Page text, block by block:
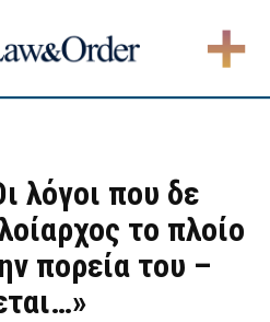
λόγοι που δε
το πλοίο
πορεία του –